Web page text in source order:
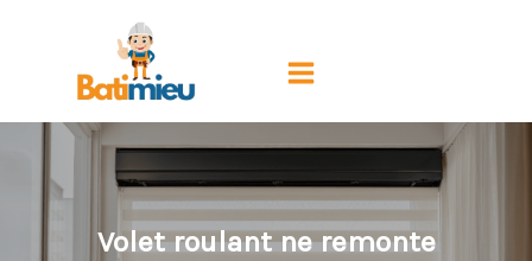
Volet roulant ne remonte